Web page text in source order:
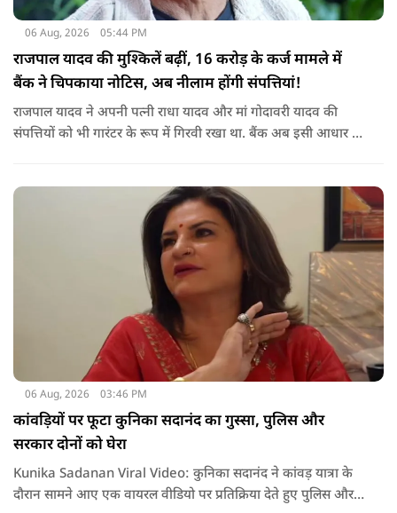
06 Aug, 2026 05:44 PM
राजपाल यादव की मुश्किलें बढ़ीं, 16 करोड़ के कर्ज मामले में
बैंक ने चिपकाया नोटिस, अब नीलाम होंगी संपत्तियां!
राजपाल यादव ने अपनी पत्नी राधा यादव और मां गोदावरी यादव की
संपत्तियों को भी गारंटर के रूप में गिरवी रखा था. बैंक अब इसी आधार पर
वसूली प्रक्रिया चल रही है.
06 Aug, 2026 03:46 PM
कांवड़ियों पर फूटा कुनिका सदानंद का गुस्सा, पुलिस और
सरकार दोनों को घेरा
Kunika Sadanan Viral Video: कुनिका सदानंद ने कांवड़ यात्रा के
दौरान सामने आए एक वायरल वीडियो पर प्रतिक्रिया देते हुए पुलिस और